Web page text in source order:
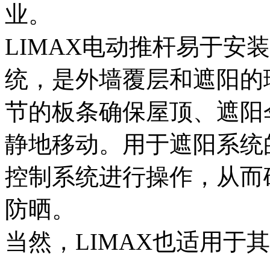
业。
LIMAX电动推杆易于安
统，是外墙覆层和遮阳
节的板条确保屋顶、遮
静地移动。用于遮阳系
控制系统进行操作，从
防晒。
当然，LIMAX也适用于